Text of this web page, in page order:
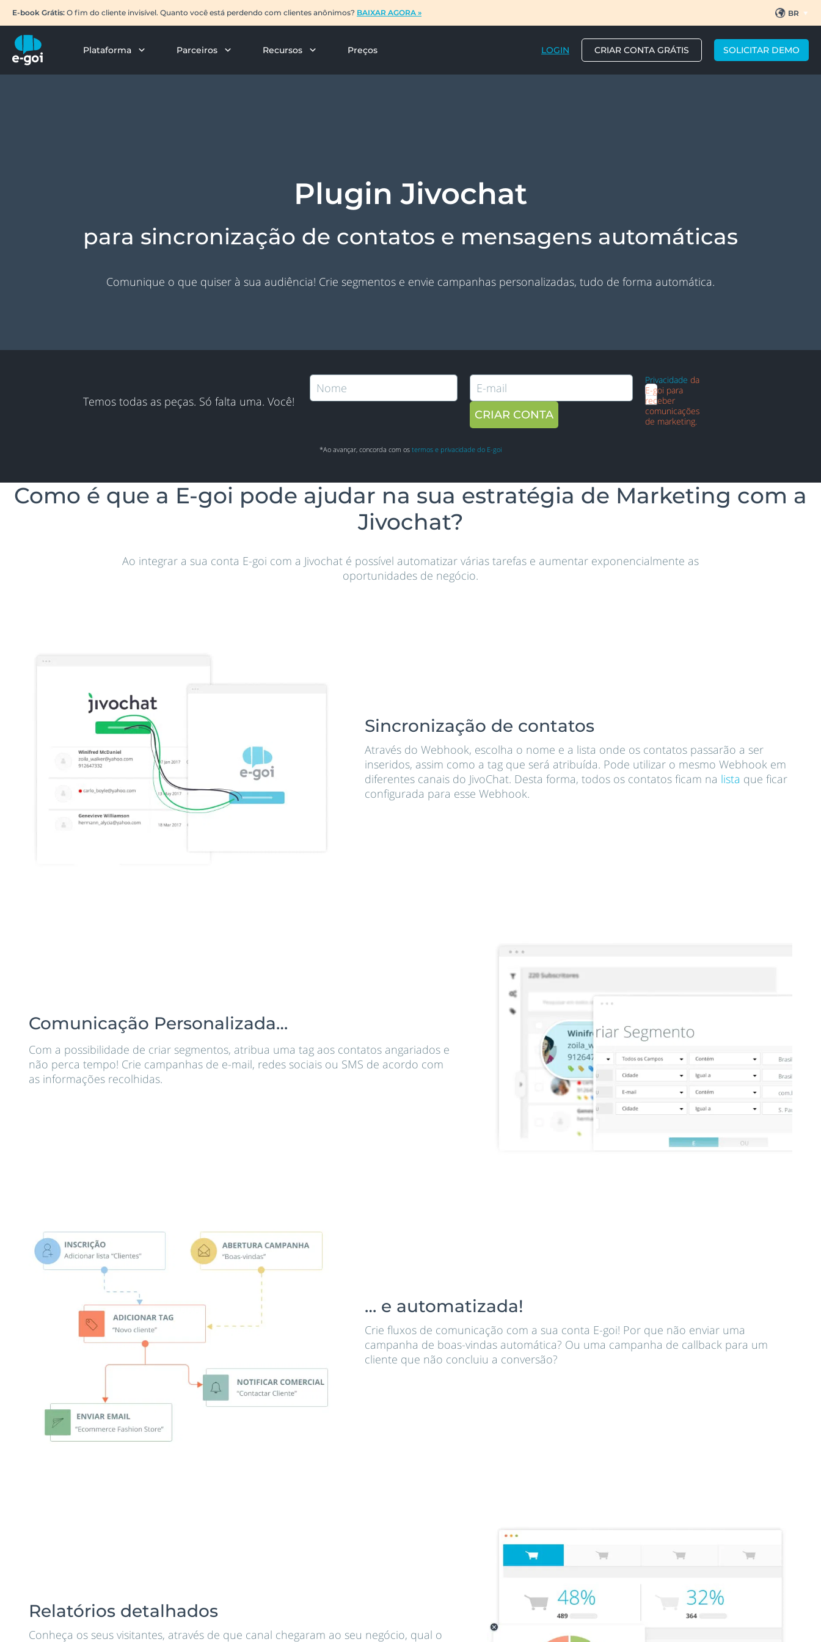
E-book Grátis: O fim do cliente invisível. Quanto você está perdendo com clientes anônimos? BAIXAR AGORA »
BR
EN
Plataforma Parceiros Recursos Preços SOLICITAR DEMO
CRIAR CONTA GRÁTIS
LOGIN
Plugin Jivochat
para sincronização de contatos e mensagens automáticas
Comunique o que quiser à sua audiência! Crie segmentos e envie campanhas personalizadas, tudo de forma automática.
Temos todas as peças. Só falta uma. Você!
dados
Privacidade da
E-goi para
receber
comunicações
de marketing.
*Ao avançar, concorda com os termos e privacidade do E-goi
Como é que a E-goi pode ajudar na sua estratégia de Marketing com a
Jivochat?
Ao integrar a sua conta E-goi com a Jivochat é possível automatizar várias tarefas e aumentar exponencialmente as
oportunidades de negócio.
Sincronização de contatos
Através do Webhook, escolha o nome e a lista onde os contatos passarão a ser
inseridos, assim como a tag que será atribuída. Pode utilizar o mesmo Webhook em
diferentes canais do JivoChat. Desta forma, todos os contatos ficam na lista que ficar
configurada para esse Webhook.
Comunicação Personalizada…
Com a possibilidade de criar segmentos, atribua uma tag aos contatos angariados e
não perca tempo! Crie campanhas de e-mail, redes sociais ou SMS de acordo com
as informações recolhidas.
… e automatizada!
Crie fluxos de comunicação com a sua conta E-goi! Por que não enviar uma
campanha de boas-vindas automática? Ou uma campanha de callback para um
cliente que não concluiu a conversão?
Relatórios detalhados
Conheça os seus visitantes, através de que canal chegaram ao seu negócio, qual o